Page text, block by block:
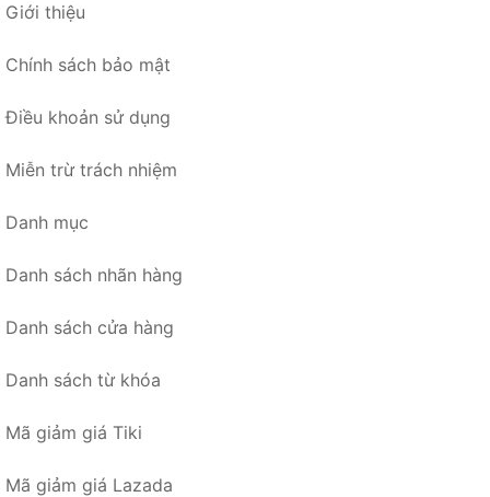
Giới thiệu
Chính sách bảo mật
Điều khoản sử dụng
Miễn trừ trách nhiệm
Danh mục
Danh sách nhãn hàng
Danh sách cửa hàng
Danh sách từ khóa
Mã giảm giá Tiki
Mã giảm giá Lazada